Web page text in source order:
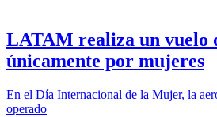
LATAM realiza un vuelo
únicamente por mujeres
En el Día Internacional de la Mujer, la
operado